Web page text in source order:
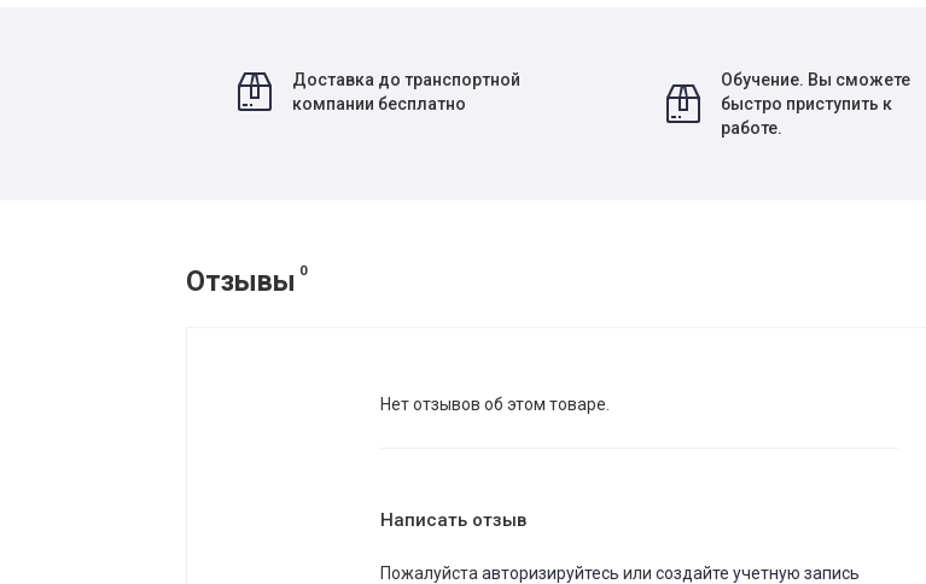
Доставка до транспортной
компании бесплатно
Обучение. Вы сможете
быстро приступить к
работе.
Отзывы 0
Нет отзывов об этом товаре.
Написать отзыв
Пожалуйстаавторизируйтесь илисоздайте учетную запись